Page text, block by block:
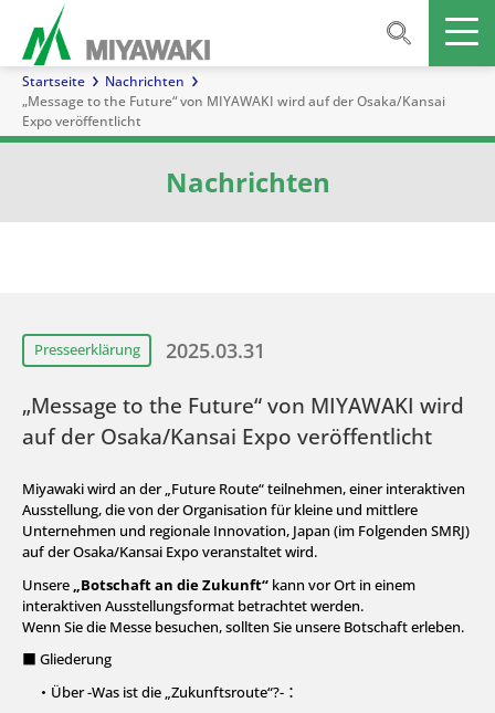
Startseite
Nachrichten
„Message to the Future“ von MIYAWAKI wird auf der Osaka/Kansai
Expo veröffentlicht
Nachrichten
Presseerklärung 2025.03.31
„Message to the Future“ von MIYAWAKI wird
auf der Osaka/Kansai Expo veröffentlicht
Miyawaki wird an der „Future Route“ teilnehmen, einer interaktiven
Ausstellung, die von der Organisation für kleine und mittlere
Unternehmen und regionale Innovation, Japan (im Folgenden SMRJ)
auf der Osaka/Kansai Expo veranstaltet wird.
Unsere „Botschaft an die Zukunft“ kann vor Ort in einem
interaktiven Ausstellungsformat betrachtet werden.
Wenn Sie die Messe besuchen, sollten Sie unsere Botschaft erleben.
■ Gliederung
・Über -Was ist die „Zukunftsroute“?-：